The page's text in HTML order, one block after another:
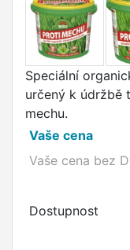
Speciální
určený k údržbě
mechu.
Vaše cena
Vaše cena bez
Dostupnost